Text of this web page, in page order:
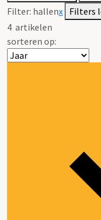
Filter: hallenx Filters
4 artikelen
sorteren op: